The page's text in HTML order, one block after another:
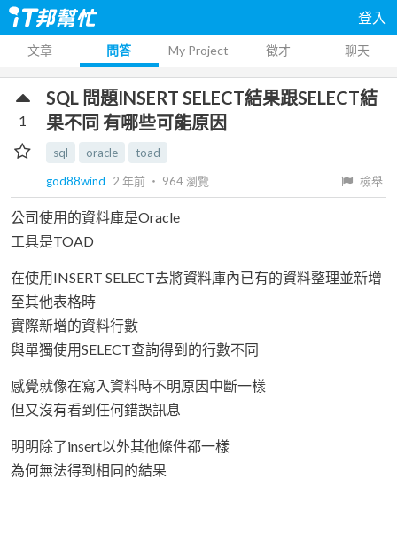
登入
文章 問答 My Project 徵才 聊天
SQL 問題INSERT SELECT結果跟SELECT結
果不同 有哪些可能原因
sql oracle
toad
god88wind
2 年前 ‧ 964瀏覽 檢舉
1
公司使用的資料庫是Oracle
工具是TOAD
在使用INSERT SELECT去將資料庫內已有的資料整理並新增
至其他表格時
實際新增的資料行數
與單獨使用SELECT查詢得到的行數不同
感覺就像在寫入資料時不明原因中斷一樣
但又沒有看到任何錯誤訊息
明明除了insert以外其他條件都一樣
為何無法得到相同的結果